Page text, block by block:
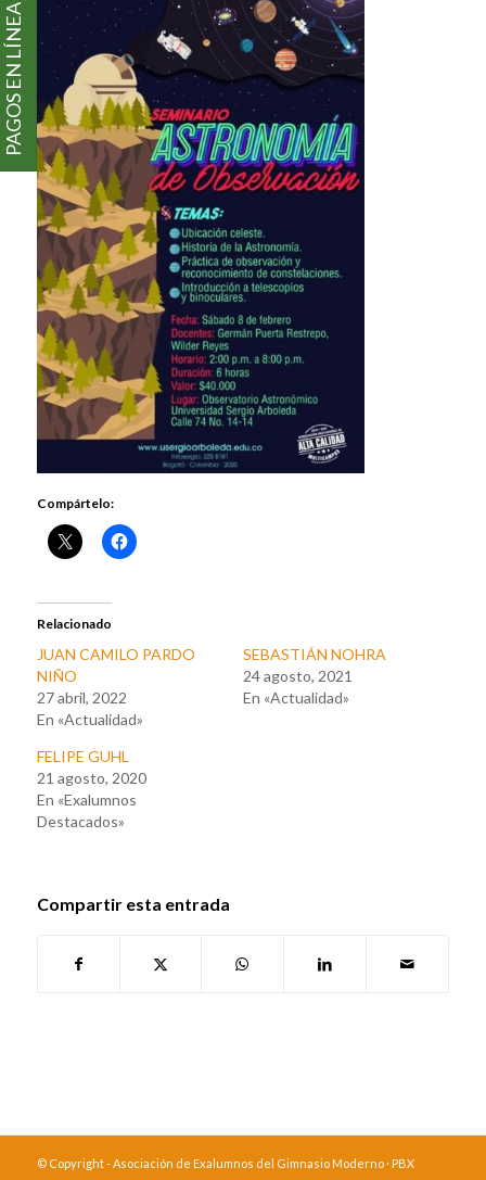
Compártelo:
Relacionado
JUAN CAMILO PARDO
NIÑO
27 abril, 2022
En «Actualidad»
SEBASTIÁN NOHRA
24 agosto, 2021
En «Actualidad»
FELIPE GUHL
21 agosto, 2020
En «Exalumnos
Destacados»
Compartir esta entrada
© Copyright - Asociación de Exalumnos del Gimnasio Moderno · PBX
PAGOS EN LÍNEA